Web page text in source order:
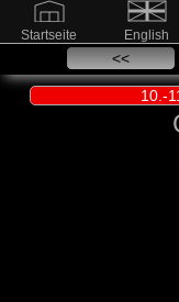
Startseite English
<<
10.-